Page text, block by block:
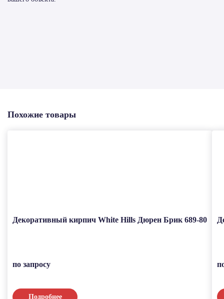
Похожие товары
Декоративный кирпич White Hills Дюрен Брик 689-80
по запросу
Подробнее